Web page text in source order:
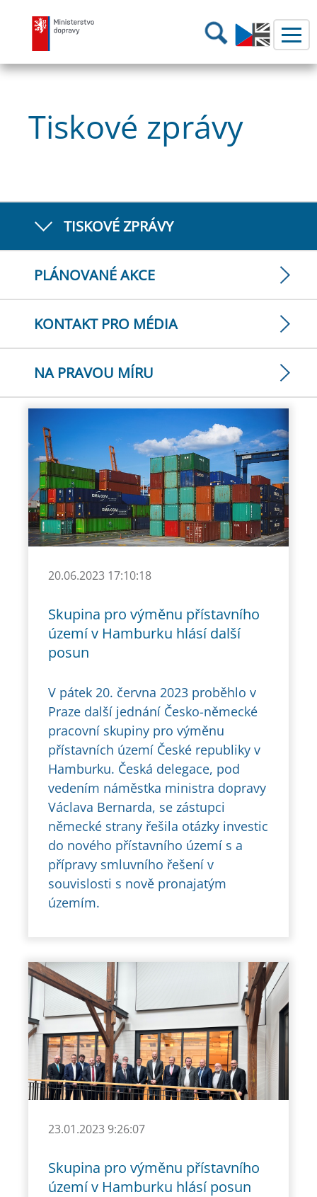
Ministerstvo dopravy Hledání
Tiskové zprávy
TISKOVÉ ZPRÁVY
PLÁNOVANÉ AKCE
KONTAKT PRO MÉDIA
NA PRAVOU MÍRU
20.06.2023 17:10:18
Skupina pro výměnu přístavního
území v Hamburku hlásí další
posun
V pátek 20. června 2023 proběhlo v
Praze další jednání Česko-německé
pracovní skupiny pro výměnu
přístavních území České republiky v
Hamburku. Česká delegace, pod
vedením náměstka ministra dopravy
Václava Bernarda, se zástupci
německé strany řešila otázky investic
do nového přístavního území s a
přípravy smluvního řešení v
souvislosti s nově pronajatým
územím.
23.01.2023 9:26:07
Skupina pro výměnu přístavního
území v Hamburku hlásí posun